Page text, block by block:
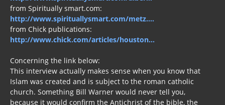
http://www.spirituallysmart.com/metz....
from Chick publications:
http://www.chick.com/articles/houston...
This interview actually makes sense when you know that
Islam was created and is subject to the roman catholic
church. Something Bill Warner would never tell you,
because it would confirm the Antichrist of the bible, the
papacy. The way he explains it you're just led into another